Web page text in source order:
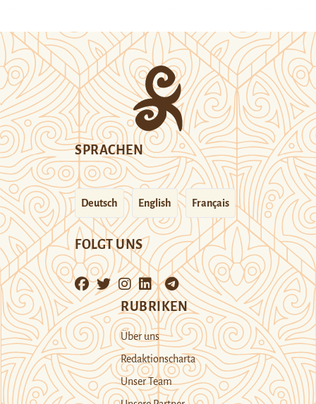
SPRACHEN
Deutsch English Français
FOLGT UNS
RUBRIKEN
Über uns
Redaktionscharta
Unser Team